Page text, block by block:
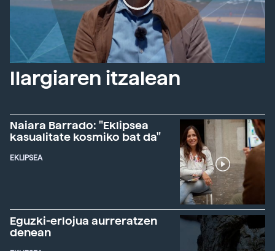
Ilargiaren itzalean
Naiara Barrado: "Eklipsea
kasualitate kosmiko bat da"
EKLIPSEA
Eguzki-erlojua aurreratzen
denean